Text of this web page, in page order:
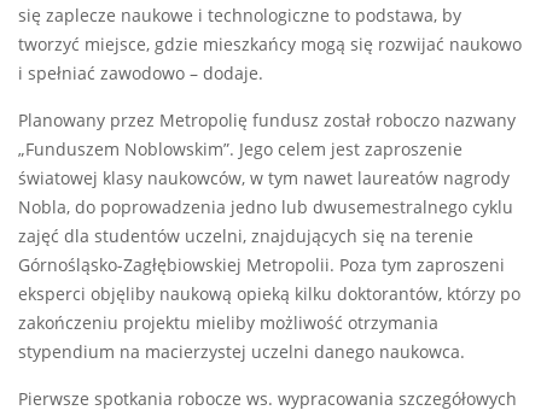
się zaplecze naukowe i technologiczne to podstawa, by
tworzyć miejsce, gdzie mieszkańcy mogą się rozwijać naukowo
i spełniać zawodowo – dodaje.
Planowany przez Metropolię fundusz został roboczo nazwany
„Funduszem Noblowskim”. Jego celem jest zaproszenie
światowej klasy naukowców, w tym nawet laureatów nagrody
Nobla, do poprowadzenia jedno lub dwusemestralnego cyklu
zajęć dla studentów uczelni, znajdujących się na terenie
Górnośląsko-Zagłębiowskiej Metropolii. Poza tym zaproszeni
eksperci objęliby naukową opieką kilku doktorantów, którzy po
zakończeniu projektu mieliby możliwość otrzymania
stypendium na macierzystej uczelni danego naukowca.
Pierwsze spotkania robocze ws. wypracowania szczegółowych